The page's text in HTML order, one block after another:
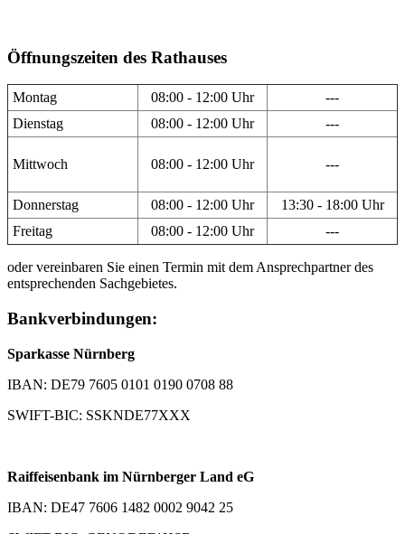
Öffnungszeiten des Rathauses
Montag 08:00 - 12:00 Uhr
---
Dienstag
08:00 - 12:00 Uhr ---
Mittwoch 08:00 - 12:00 Uhr ---
Donnerstag 08:00 - 12:00 Uhr
13:30 - 18:00 Uhr
Freitag
08:00 - 12:00 Uhr ---
oder vereinbaren Sie einen Termin mit dem Ansprechpartner des
entsprechenden Sachgebietes.
Bankverbindungen:
Sparkasse Nürnberg
IBAN: DE79 7605 0101 0190 0708 88
SWIFT-BIC: SSKNDE77XXX
Raiffeisenbank im Nürnberger Land eG
IBAN: DE47 7606 1482 0002 9042 25